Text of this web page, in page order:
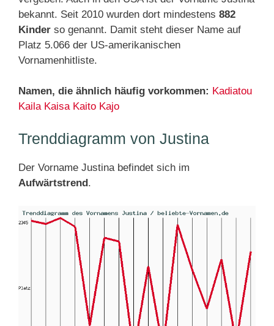
bekannt. Seit 2010 wurden dort mindestens 882
Kinder so genannt. Damit steht dieser Name auf
Platz 5.066 der US-amerikanischen
Vornamenhitliste.
Namen, die ähnlich häufig vorkommen: Kadiatou
Kaila Kaisa Kaito Kajo
Trenddiagramm von Justina
Der Vorname Justina befindet sich im
Aufwärtstrend.